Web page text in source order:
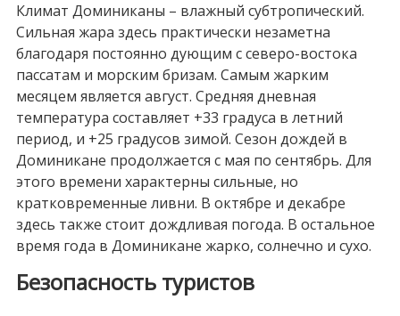
Климат Доминиканы – влажный субтропический.
Сильная жара здесь практически незаметна
благодаря постоянно дующим с северо-востока
пассатам и морским бризам. Самым жарким
месяцем является август. Средняя дневная
температура составляет +33 градуса в летний
период, и +25 градусов зимой. Сезон дождей в
Доминикане продолжается с мая по сентябрь. Для
этого времени характерны сильные, но
кратковременные ливни. В октябре и декабре
здесь также стоит дождливая погода. В остальное
время года в Доминикане жарко, солнечно и сухо.
Безопасность туристов